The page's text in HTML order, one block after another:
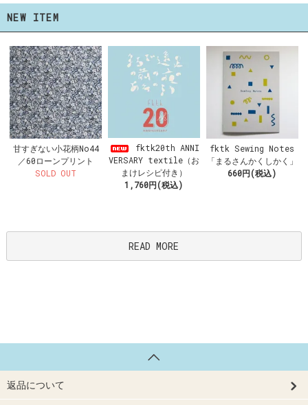
NEW ITEM
甘すぎない小花柄No44
／60ローンプリント
SOLD OUT
fktk20th ANNI
VERSARY textile（お
まけレシピ付き）
1,760円(税込)
fktk Sewing Notes
「まるさんかくしかく」
660円(税込)
READ MORE
返品について